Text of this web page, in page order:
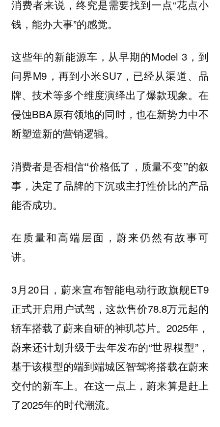
消费者来说，终究是需要找到一点“花点小
钱，能办大事”的感觉。
这些年的新能源车，从早期的Model 3，到
问界M9，再到小米SU7，已经从渠道、品
牌、技术等多个维度演绎出了爆款现象。在
侵蚀BBA原有领地的同时，也在新势力中不
断塑造新的营销逻辑。
消费者是否相信“价格低了，质量不变”的叙
事，决定了品牌的下沉或主打性价比的产品
能否成功。
在质量和高端层面，蔚来仍然有故事可
讲。
3月20日，蔚来宣布智能电动行政旗舰ET9
正式开启用户试驾，这款售价78.8万元起的
轿车搭载了蔚来自研的神玑芯片。2025年，
蔚来还计划升级于去年发布的“世界模型”，
基于该模型的端到端城区智驾将搭载在蔚来
交付的新车上。在这一点上，蔚来算是赶上
了2025年的时代潮流。